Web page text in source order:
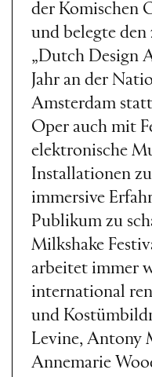
der Komischen
und belegte
„Dutch Design
Jahr an der
Amsterdam
Oper auch mit
elektronische
Installationen
immersive
Publikum zu
Milkshake
arbeitet immer
international
und
Levine, Antony
Annemarie